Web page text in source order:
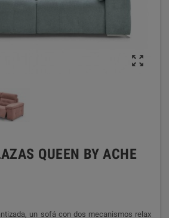

QUEEN BY ACHE
un sofá con dos mecanismos relax